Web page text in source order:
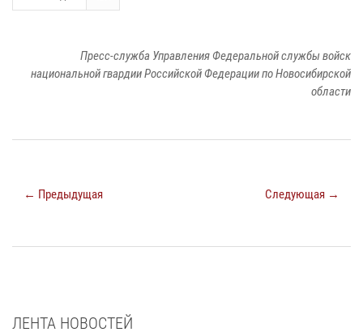
Пресс-служба Управления Федеральной службы войск
национальной гвардии Российской Федерации по Новосибирской
области
← Предыдущая Следующая →
ЛЕНТА НОВОСТЕЙ